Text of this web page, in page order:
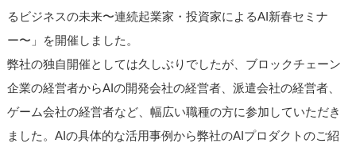
るビジネスの未来〜連続起業家・投資家によるAI新春セミナ
ー〜」を開催しました。
弊社の独自開催としては久しぶりでしたが、ブロックチェーン
企業の経営者からAIの開発会社の経営者、派遣会社の経営者、
ゲーム会社の経営者など、幅広い職種の方に参加していただき
ました。AIの具体的な活用事例から弊社のAIプロダクトのご紹